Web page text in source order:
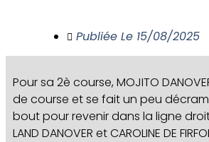
Publiée Le 15/08/2025
Pour sa 2è course, MOJITO
de course et se fait un peu
bout pour revenir dans la ligne
LAND DANOVER et CAROLINE DE